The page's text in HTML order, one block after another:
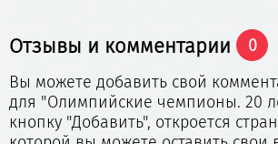
Отзывы и комментарии
0
Вы можете добавить свой
для "Олимпийские чемпионы. 20
кнопку "Добавить", откроется